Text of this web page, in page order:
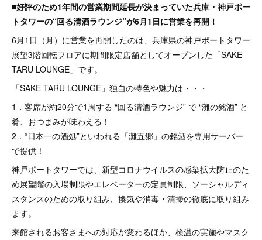
■好評のため1年間の営業期間延長が決まっていた兵庫・神戸ポー
トタワーの“回る清酒ラウンジ”が6月1日に営業を再開！
6月1日（月）に営業を再開したのは、兵庫県の神戸ポートタワー
展望3階回転フロアに期間限定店舗としてオープンした「SAKE
TARU LOUNGE」です。
「SAKE TARU LOUNGE」独自の特色や魅力は・・・
1．客席が約20分で1周する “回る清酒ラウンジ” で “灘の銘酒” と
肴、おつまみが味わえる！
2．“日本一の酒処”といわれる「灘五郷」の銘酒を専用サーバー
で提供！
神戸ポートタワーでは、新型コロナウイルスの感染拡大防止のた
め展望階の入場制限やエレベーターの定員制限、ソーシャルディ
スタンスのための取り組み、換気や消毒・清掃の徹底に取り組み
ます。
来館されるお客さまへの対応が変わるほか、検温の実施やマスク